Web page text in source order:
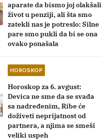
aparate da bismo joj olakšali
život u penziji, ali šta smo
zatekli nas je potreslo: Silne
pare smo pukli da bi se ona
ovako ponašala
HOROSKOP
Horoskop za 6. avgust:
Devica ne sme da se svađa
sa nadređenim, Ribe će
doživeti neprijatnost od
partnera, a njima se smeši
veliki uspeh